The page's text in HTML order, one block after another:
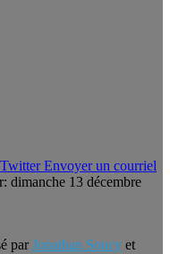
Envoyer un courriel
dimanche 13 décembre
parJonathan Soucy et